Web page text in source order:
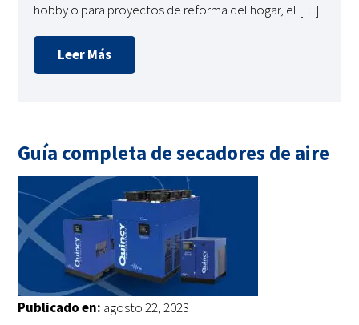
hobby o para proyectos de reforma del hogar, el […]
Leer Más
Guía completa de secadores de aire
Publicado en: agosto 22, 2023